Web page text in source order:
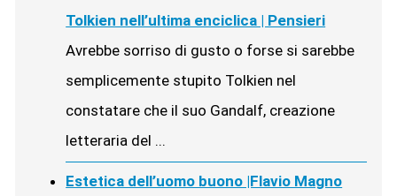
Tolkien nell’ultima enciclica | Pensieri
Avrebbe sorriso di gusto o forse si sarebbe
semplicemente stupito Tolkien nel
constatare che il suo Gandalf, creazione
letteraria del ...
Estetica dell’uomo buono |Flavio Magno